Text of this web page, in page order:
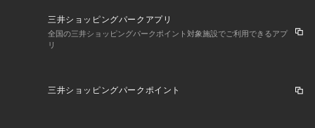
三井ショッピングパークアプリ
全国の三井ショッピングパークポイント対象施設でご利用できるアプ
リ
三井ショッピングパークポイント